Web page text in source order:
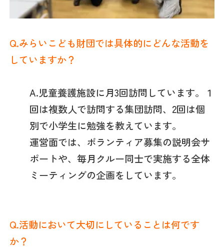
Q.みらいこども財団では具体的にどんな活動を
していますか？
A.児童養護施設に月3回訪問しています。１
回は複数人で訪問する集団訪問、2回は個
別で小学生に勉強を教えています。
運営面では、ボランティア募集の説明会サ
ポートや、毎月クルー同士で実施する全体
ミーティングの企画をしています。
Q.活動において大切にしていることは何です
か？